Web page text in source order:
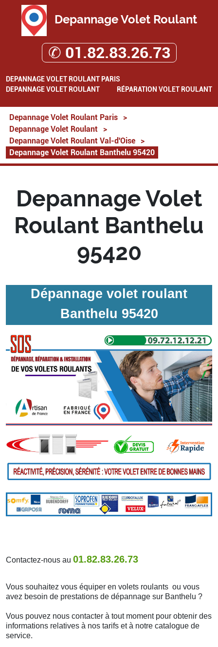
Depannage Volet Roulant
✆ 01.82.83.26.73
DEPANNAGE VOLET ROULANT PARIS
DEPANNAGE VOLET ROULANT
RÉPARATION VOLET ROULANT
Depannage Volet Roulant Paris
>
Depannage Volet Roulant
>
Depannage Volet Roulant Val-d'Oise
>
Depannage Volet Roulant Banthelu 95420
Depannage Volet
Roulant Banthelu
95420
Dépannage volet roulant
Banthelu 95420
Contactez-nous au 01.82.83.26.73
Vous souhaitez vous équiper en volets roulants ou vous
avez besoin de prestations de dépannage sur Banthelu ?
Vous pouvez nous contacter à tout moment pour obtenir des
informations relatives à nos tarifs et à notre catalogue de
service.